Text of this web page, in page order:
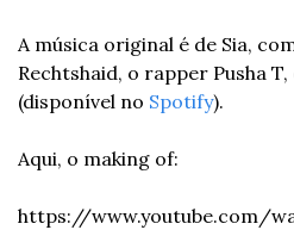
A música original é de Sia,
Rechtshaid, o rapper Pusha
(disponível no Spotify).
Aqui, o making of:
https://www.youtube.com/